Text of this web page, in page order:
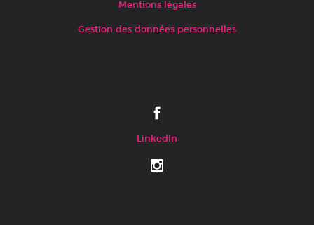
Mentions légales
Gestion des données personnelles
LinkedIn